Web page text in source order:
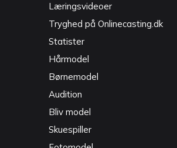
Læringsvideoer
Tryghed på Onlinecasting.dk
Statister
Hårmodel
Børnemodel
Audition
Bliv model
Skuespiller